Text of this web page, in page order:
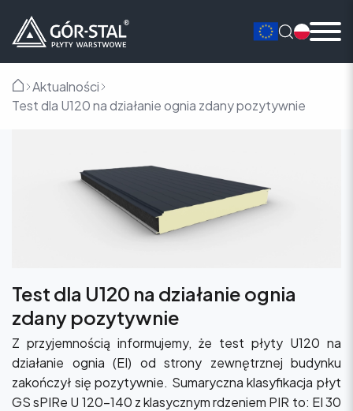
Główna
Aktualności
Test dla U120 na działanie ognia zdany pozytywnie
Test dla U120 na działanie ognia
zdany pozytywnie
Z przyjemnością informujemy, że test płyty U120 na
działanie ognia (EI) od strony zewnętrznej budynku
zakończył się pozytywnie. Sumaryczna klasyfikacja płyt
GS sPIRe U 120-140 z klasycznym rdzeniem PIR to: EI 30